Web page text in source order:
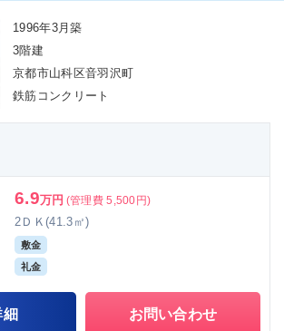
1996年3月築
3階建
京都市山科区音羽沢町
鉄筋コンクリート
6.9万円 (管理費 5,500円)
2ＤＫ(41.3㎡)
敷金
礼金
お問い合わせ